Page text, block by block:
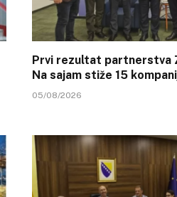
Prvi rezultat partnerstva
Na sajam stiže 15
05/08/2026